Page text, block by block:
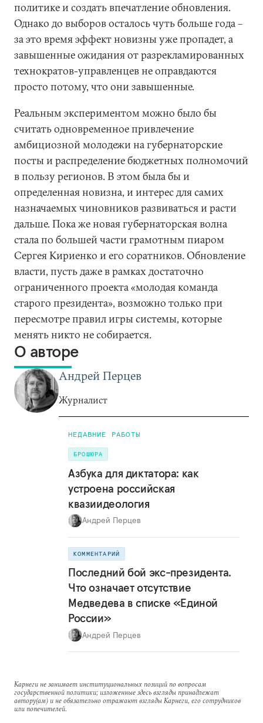
политике и создать впечатление обновления.
Однако до выборов осталось чуть больше года –
за это время эффект новизны уже пропадет, а
завышенные ожидания от разрекламированных
технократов-управленцев не оправдаются
просто потому, что они завышенные.
Реальным экспериментом можно было бы
считать одновременное привлечение
амбициозной молодежи на губернаторские
посты и распределение бюджетных полномочий
в пользу регионов. В этом была бы и
определенная новизна, и интерес для самих
назначаемых чиновников развиваться и расти
дальше. Пока же новая губернаторская волна
стала по большей части грамотным пиаром
Сергея Кириенко и его соратников. Обновление
власти, пусть даже в рамках достаточно
ограниченного проекта «молодая команда
старого президента», возможно только при
пересмотре правил игры системы, которые
менять никто не собирается.
О авторе
Андрей Перцев
Журналист
НЕДАВНИЕ РАБОТЫ
БРОШЮРА
Азбука для диктатора: как
устроена российская
квазиидеология
Андрей Перцев
КОММЕНТАРИЙ
Последний бой экс-президента.
Что означает отсутствие
Медведева в списке «Единой
России»
Андрей Перцев
Карнеги не занимает институциональных позиций по вопросам
государственной политики; изложенные здесь взгляды принадлежат
автору(ам) и не обязательно отражают взгляды Карнеги, его сотрудников
или попечителей.